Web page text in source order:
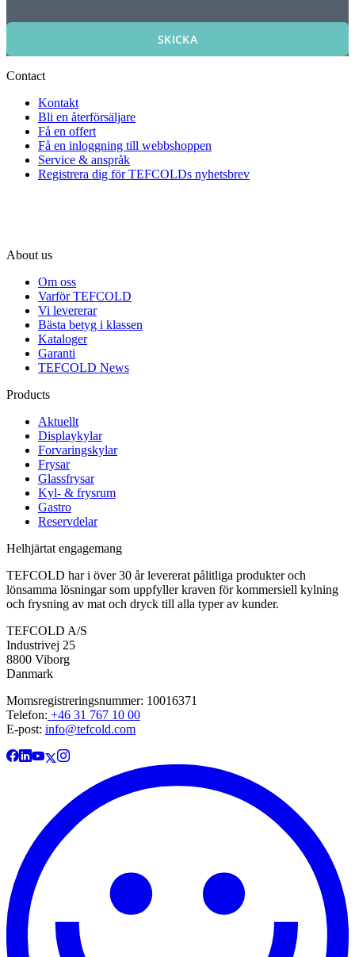
SKICKA
Contact
Kontakt
Bli en återförsäljare
Få en offert
Få en inloggning till webbshoppen
Service & anspråk
Registrera dig för TEFCOLDs nyhetsbrev
About us
Om oss
Varför TEFCOLD
Vi levererar
Bästa betyg i klassen
Kataloger
Garanti
TEFCOLD News
Products
Aktuellt
Displaykylar
Forvaringskylar
Frysar
Glassfrysar
Kyl- & frysrum
Gastro
Reservdelar
Helhjärtat engagemang
TEFCOLD har i över 30 år levererat pålitliga produkter och
lönsamma lösningar som uppfyller kraven för kommersiell kylning
och frysning av mat och dryck till alla typer av kunder.
TEFCOLD A/S
Industrivej 25
8800 Viborg
Danmark
Momsregistreringsnummer: 10016371
Telefon: +46 31 767 10 00
E-post: info@tefcold.com